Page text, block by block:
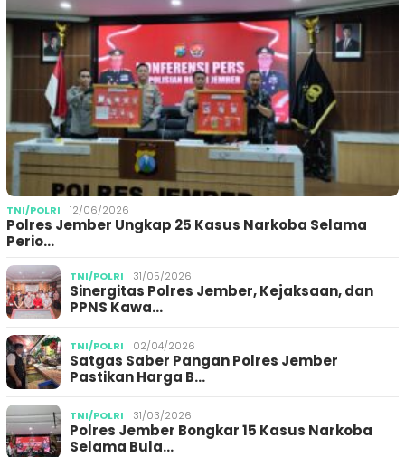
TNI/POLRI 12/06/2026
Polres Jember Ungkap 25 Kasus Narkoba Selama
Perio…
TNI/POLRI 31/05/2026
Sinergitas Polres Jember, Kejaksaan, dan
PPNS Kawa…
TNI/POLRI 02/04/2026
Satgas Saber Pangan Polres Jember
Pastikan Harga B…
TNI/POLRI 31/03/2026
Polres Jember Bongkar 15 Kasus Narkoba
Selama Bula…